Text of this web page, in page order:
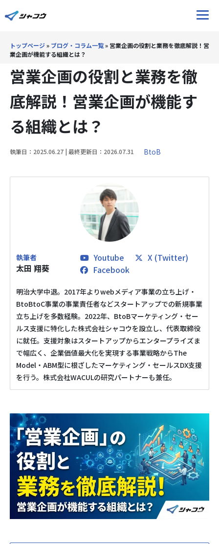
ホーム
サービス
ブログ
会社概要
お役立ち資料
トップページ» ブログ・コラム一覧» 営業企画の役割と業務を徹底解説！営
業企画が機能する組織とは？
営業企画の役割と業務を徹
底解説！営業企画が機能す
る組織とは？
執筆日：2025.06.27 | 最終更新日：2026.07.31 BtoB
太田 翔葵
Youtube
X (Twitter)
Facebook
明治大学中退。2017年よりwebメディア事業の立ち上げ・
BtoBtoC事業の事業責任者などスタートアップでの新規事業
立ち上げを多数経験。2022年、BtoBマーケティング・セー
ルス支援に特化した株式会社シャコウを設立し、代表取締役
に就任。支援対象はスタートアップからエンタープライズま
で幅広く、企業価値最大化を実現する事業戦略からThe
Model・ABM型に根ざしたマーケティング・セールスDX支援
を行う。株式会社WACULの研究パートナーも兼任。